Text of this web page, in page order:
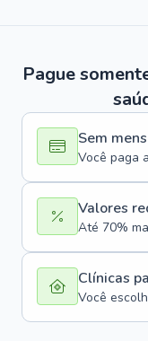
Pague
Sem
Você paga
Valores
Até 70%
Clínicas
Você